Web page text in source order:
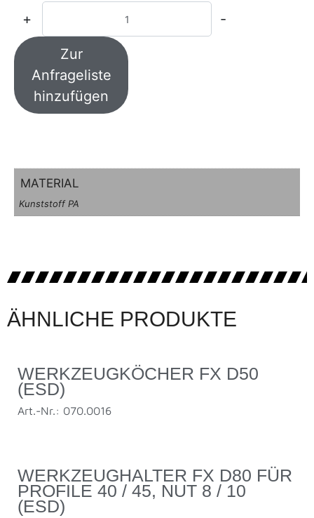
+ -
Zur
Anfrageliste
hinzufügen
MATERIAL
Kunststoff PA
ÄHNLICHE PRODUKTE
WERKZEUGKÖCHER FX D50
(ESD)
Art.-Nr.: 070.0016
WERKZEUGHALTER FX D80 FÜR
PROFILE 40 / 45, NUT 8 / 10
(ESD)